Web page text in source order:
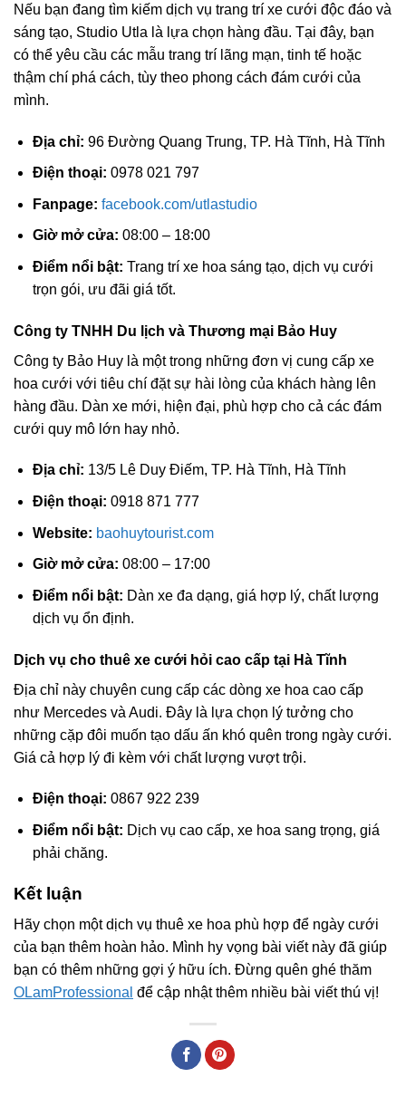
Nếu bạn đang tìm kiếm dịch vụ trang trí xe cưới độc đáo và
sáng tạo, Studio Utla là lựa chọn hàng đầu. Tại đây, bạn
có thể yêu cầu các mẫu trang trí lãng mạn, tinh tế hoặc
thậm chí phá cách, tùy theo phong cách đám cưới của
mình.
Địa chỉ: 96 Đường Quang Trung, TP. Hà Tĩnh, Hà Tĩnh
Điện thoại: 0978 021 797
Fanpage: facebook.com/utlastudio
Giờ mở cửa: 08:00 – 18:00
Điểm nổi bật: Trang trí xe hoa sáng tạo, dịch vụ cưới
trọn gói, ưu đãi giá tốt.
Công ty TNHH Du lịch và Thương mại Bảo Huy
Công ty Bảo Huy là một trong những đơn vị cung cấp xe
hoa cưới với tiêu chí đặt sự hài lòng của khách hàng lên
hàng đầu. Dàn xe mới, hiện đại, phù hợp cho cả các đám
cưới quy mô lớn hay nhỏ.
Địa chỉ: 13/5 Lê Duy Điếm, TP. Hà Tĩnh, Hà Tĩnh
Điện thoại: 0918 871 777
Website: baohuytourist.com
Giờ mở cửa: 08:00 – 17:00
Điểm nổi bật: Dàn xe đa dạng, giá hợp lý, chất lượng
dịch vụ ổn định.
Dịch vụ cho thuê xe cưới hỏi cao cấp tại Hà Tĩnh
Địa chỉ này chuyên cung cấp các dòng xe hoa cao cấp
như Mercedes và Audi. Đây là lựa chọn lý tưởng cho
những cặp đôi muốn tạo dấu ấn khó quên trong ngày cưới.
Giá cả hợp lý đi kèm với chất lượng vượt trội.
Điện thoại: 0867 922 239
Điểm nổi bật: Dịch vụ cao cấp, xe hoa sang trọng, giá
phải chăng.
Kết luận
Hãy chọn một dịch vụ thuê xe hoa phù hợp để ngày cưới
của bạn thêm hoàn hảo. Mình hy vọng bài viết này đã giúp
bạn có thêm những gợi ý hữu ích. Đừng quên ghé thăm
OLamProfessional để cập nhật thêm nhiều bài viết thú vị!